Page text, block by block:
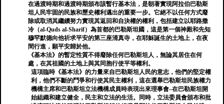
在過渡時期和過渡時期頒布該暫行基本法，是朝著實現阿拉伯巴勒斯
坦人民牢固的民族和歷史權利邁出的重要一步。它絕不以任何方式廢
除或取消其繼續努力實現其返回和自決權的權利，包括建立以耶路撒
冷（al-Quds al-Sharif）為首都的巴勒斯坦國，這是第一個神殿和先知
穆罕默德向他祈求平安的第三座清真寺，在耶穌誕生的土地上，在夜
間行進，願平安歸於他。
《基本法》的暫定性質不得廢除任何巴勒斯坦人，無論其居住在何
處，在其祖國的土地上與其同胞行使平等權利。
這項臨時《基本法》的力量來自巴勒斯坦人民的意志，他們的堅定權
利，他們不斷的鬥爭和行使其民主權利，這在選舉巴勒斯坦民族權力
機構主席和巴勒斯坦立法機構成員時表現出來理事會–在巴勒斯坦開
始組織和建立健全，民主和立法的生活。同時，立法委員會頒布和批